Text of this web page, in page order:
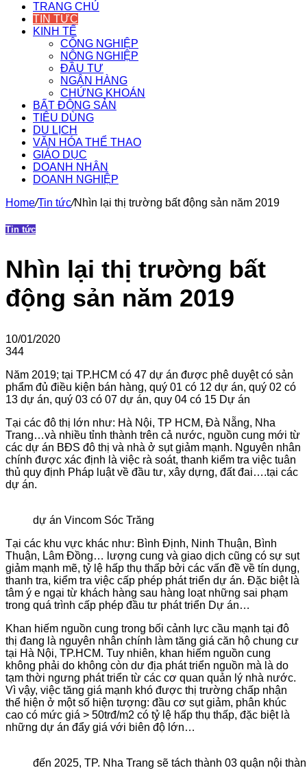
TRANG CHỦ
TIN TỨC
KINH TẾ
CÔNG NGHIỆP
NÔNG NGHIỆP
ĐẦU TƯ
NGÂN HÀNG
CHỨNG KHOÁN
BẤT ĐỘNG SẢN
TIÊU DÙNG
DU LỊCH
VĂN HÓA THỂ THAO
GIÁO DỤC
DOANH NHÂN
DOANH NGHIỆP
Home/Tin tức/Nhìn lại thị trường bất động sản năm 2019
Tin tức
Nhìn lại thị trường bất
động sản năm 2019
10/01/2020
344
Năm 2019; tại TP.HCM có 47 dự án được phê duyệt có sản
phẩm đủ điều kiện bán hàng, quý 01 có 12 dự án, quý 02 có
13 dự án, quý 03 có 07 dự án, quy 04 có 15 Dự án
Tại các đô thị lớn như: Hà Nội, TP HCM, Đà Nẵng, Nha
Trang…và nhiều tỉnh thành trên cả nước, nguồn cung mới từ
các dự án BĐS đô thị và nhà ở sụt giảm mạnh. Nguyên nhân
chính được xác định là việc rà soát, thanh kiểm tra việc tuân
thủ quy định Pháp luật về đầu tư, xây dựng, đất đai….tại các
dự án.
dự án Vincom Sóc Trăng
Tại các khu vực khác như: Bình Định, Ninh Thuận, Bình
Thuận, Lâm Đồng… lượng cung và giao dịch cũng có sự sụt
giảm mạnh mẽ, tỷ lệ hấp thụ thấp bởi các vấn đề về tín dụng,
thanh tra, kiểm tra việc cấp phép phát triển dự án. Đặc biệt là
tâm ý e ngại từ khách hàng sau hàng loạt những sai phạm
trong quá trình cấp phép đầu tư phát triển Dự án…
Khan hiếm nguồn cung trong bối cảnh lực cầu mạnh tại đô
thị đang là nguyên nhân chính làm tăng giá căn hộ chung cư
tại Hà Nội, TP.HCM. Tuy nhiên, khan hiếm nguồn cung
không phải do không còn dư địa phát triển nguồn mà là do
tạm thời ngưng phát triển từ các cơ quan quản lý nhà nước.
Vì vậy, việc tăng giá mạnh khó được thị trường chấp nhận
thể hiện ở một số hiện tượng: đầu cơ sụt giảm, phân khúc
cao có mức giá > 50trđ/m2 có tỷ lệ hấp thụ thấp, đặc biệt là
những dự án đẩy giá với biên độ lớn…
đến 2025, TP. Nha Trang sẽ tách thành 03 quận nội